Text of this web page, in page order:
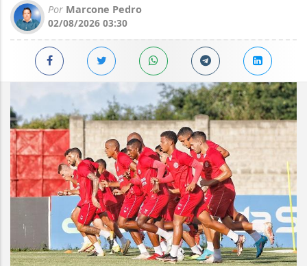
Por Marcone Pedro
02/08/2026 03:30